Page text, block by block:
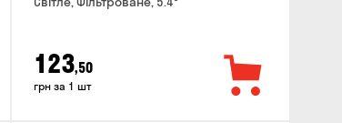
123,50
грн за 1 шт